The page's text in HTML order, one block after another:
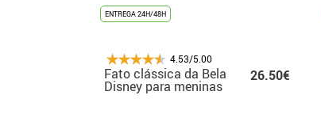
ENTREGA 24H/48H
4.53/5.00
Fato clássica da Bela
Disney para meninas
26.50€